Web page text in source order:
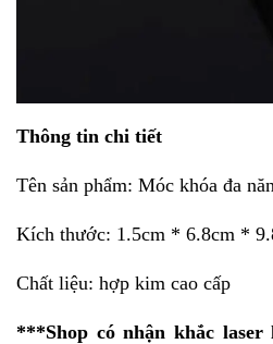
Thông tin chi tiết
Tên sản phẩm: Móc khóa đa
Kích thước: 1.5cm * 6.8cm *
Chất liệu: hợp kim cao cấp
***Shop có nhận khắc laser